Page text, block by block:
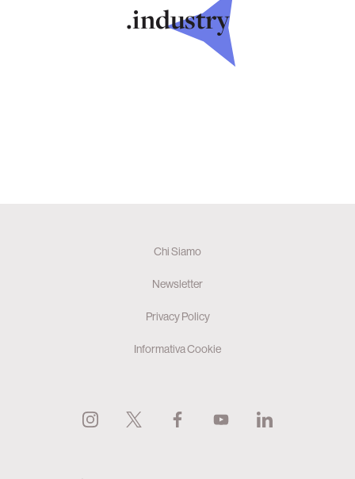
.industry
Chi Siamo
Newsletter
Privacy Policy
Informativa Cookie